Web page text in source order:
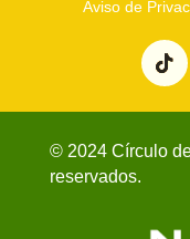
Aviso de
© 2024 Círculo
reservados.